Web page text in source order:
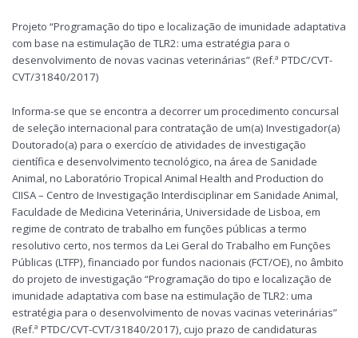
Projeto “Programação do tipo e localização de imunidade adaptativa
com base na estimulação de TLR2: uma estratégia para o
desenvolvimento de novas vacinas veterinárias” (Ref.ª PTDC/CVT-
CVT/31840/2017)
Informa-se que se encontra a decorrer um procedimento concursal
de seleção internacional para contratação de um(a) Investigador(a)
Doutorado(a) para o exercício de atividades de investigação
científica e desenvolvimento tecnológico, na área de Sanidade
Animal, no Laboratório Tropical Animal Health and Production do
CIISA – Centro de Investigação Interdisciplinar em Sanidade Animal,
Faculdade de Medicina Veterinária, Universidade de Lisboa, em
regime de contrato de trabalho em funções públicas a termo
resolutivo certo, nos termos da Lei Geral do Trabalho em Funções
Públicas (LTFP), financiado por fundos nacionais (FCT/OE), no âmbito
do projeto de investigação “Programação do tipo e localização de
imunidade adaptativa com base na estimulação de TLR2: uma
estratégia para o desenvolvimento de novas vacinas veterinárias”
(Ref.ª PTDC/CVT-CVT/31840/2017), cujo prazo de candidaturas